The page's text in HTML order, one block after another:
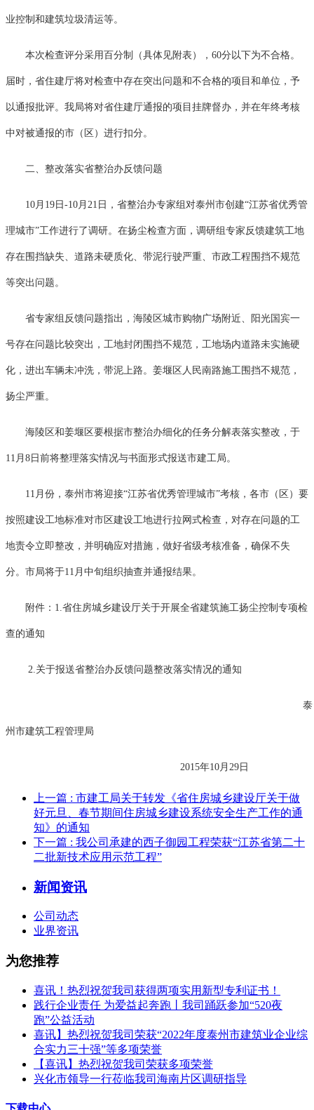
业控制和建筑垃圾清运等。
本次检查评分采用百分制（具体见附表），60分以下为不合格。
届时，省住建厅将对检查中存在突出问题和不合格的项目和单位，予
以通报批评。我局将对省住建厅通报的项目挂牌督办，并在年终考核
中对被通报的市（区）进行扣分。
二、整改落实省整治办反馈问题
10月19日-10月21日，省整治办专家组对泰州市创建“江苏省优秀管
理城市”工作进行了调研。在扬尘检查方面，调研组专家反馈建筑工地
存在围挡缺失、道路未硬质化、带泥行驶严重、市政工程围挡不规范
等突出问题。
省专家组反馈问题指出，海陵区城市购物广场附近、阳光国宾一
号存在问题比较突出，工地封闭围挡不规范，工地场内道路未实施硬
化，进出车辆未冲洗，带泥上路。姜堰区人民南路施工围挡不规范，
扬尘严重。
海陵区和姜堰区要根据市整治办细化的任务分解表落实整改，于
11月8日前将整理落实情况与书面形式报送市建工局。
11月份，泰州市将迎接“江苏省优秀管理城市”考核，各市（区）要
按照建设工地标准对市区建设工地进行拉网式检查，对存在问题的工
地责令立即整改，并明确应对措施，做好省级考核准备，确保不失
分。市局将于11月中旬组织抽查并通报结果。
附件：1. 省住房城乡建设厅关于开展全省建筑施工扬尘控制专项检
查的通知
2. 关于报送省整治办反馈问题整改落实情况的通知
泰
州市建筑工程管理局
2015年10月29日
上一篇 : 市建工局关于转发《省住房城乡建设厅关于做
好元旦、春节期间住房城乡建设系统安全生产工作的通
知》的通知
下一篇 : 我公司承建的西子御园工程荣获“江苏省第二十
二批新技术应用示范工程”
新闻资讯
公司动态
业界资讯
为您推荐
喜讯！热烈祝贺我司获得两项实用新型专利证书！
践行企业责任 为爱益起奔跑丨我司踊跃参加“520夜
跑”公益活动
喜讯】热烈祝贺我司荣获“2022年度泰州市建筑业企业综
合实力三十强”等多项荣誉
【喜讯】热烈祝贺我司荣获多项荣誉​
兴化市领导一行莅临我司海南片区调研指导